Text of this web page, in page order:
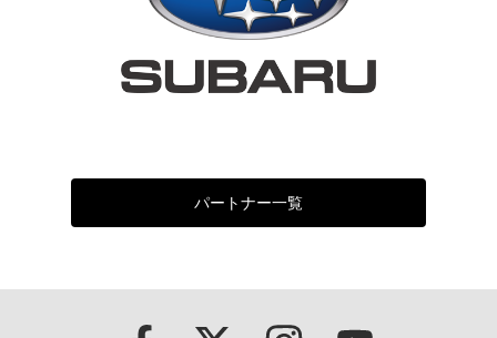
パートナー一覧